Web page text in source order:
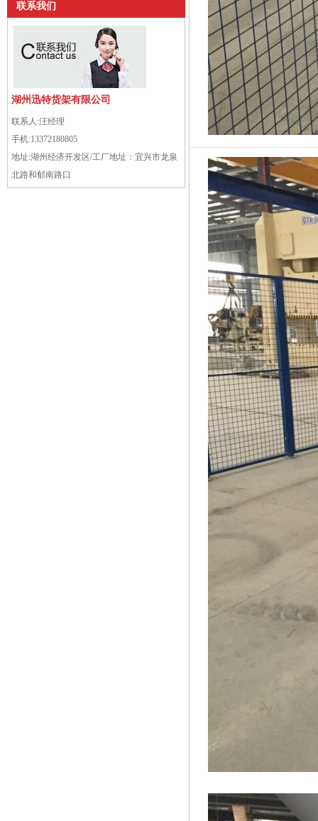
联系我们
湖州迅特货架有限公司
联系人:汪经理
手机:13372180805
地址:湖州经济开发区/工厂地址：宜兴市龙泉
北路和郁南路口